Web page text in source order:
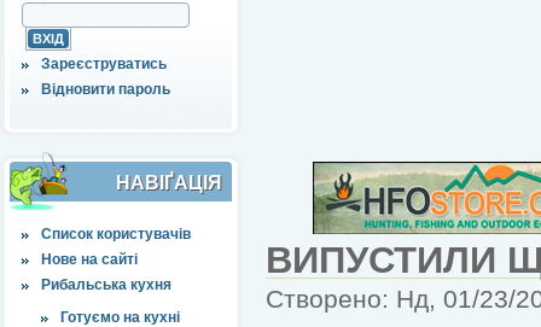
Зареєструватись
Відновити пароль
НАВІҐАЦІЯ
Список користувачів
Нове на сайті
Рибальська кухня
Готуємо на кухні
ВИПУСТИЛИ
Створено: Нд, 01/23/